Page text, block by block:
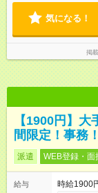
気になる！
掲
【1900円】
間限定！事務
派遣 WEB登録・面
給与
時給1900